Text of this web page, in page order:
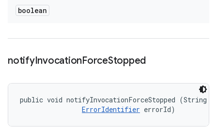
boolean
notifyInvocationForceStopped
public void notifyInvocationForceStopped (String
ErrorIdentifier errorId)